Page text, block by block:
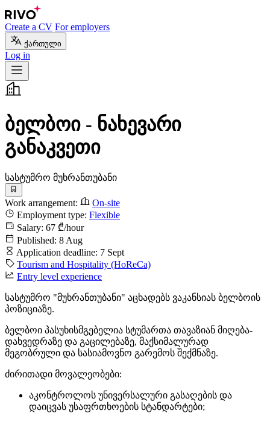
Create a CV For employers
ქართული
Log in
ბელბოი - ნახევარი
განაკვეთი
სასტუმრო მუხრანთუბანი
Work arrangement:
On-site
Employment type: Flexible
Salary: 67 ₾/hour
Published: 8 Aug
Application deadline: 7 Sept
Tourism and Hospitality (HoReCa)
Entry level experience
სასტუმრო "მუხრანთუბანი" აცხადებს ვაკანსიას ბელბოის
პოზიციაზე.
ბელბოი პასუხისმგებელია სტუმართა თავაზიან მიღება-
დახვედრაზე და გაცილებაზე, მაქსიმალურად
მეგობრული და სასიამოვნო გარემოს შექმნაზე.
ძირითადი მოვალეობები:
აკონტროლოს უნივერსალური გასაღების და
დაიცვას უსაფრთხოების სტანდარტები;